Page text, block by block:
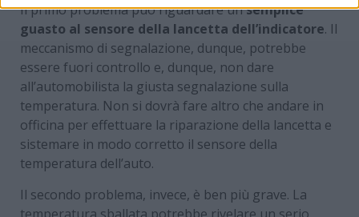
Il primo problema può riguardare unsemplice
guasto al sensore della lancetta dell’indicatore. Il
meccanismo di segnalazione, dunque, potrebbe
essere fuori controllo e, dunque, non dare
all’automobilista la giusta segnalazione sulla
temperatura. Non si dovrà fare altro che andare in
officina per effettuare la riparazione della lancetta e
sistemare in modo corretto il sensore della
temperatura dell’auto.
Il secondo problema, invece, è ben più grave. La